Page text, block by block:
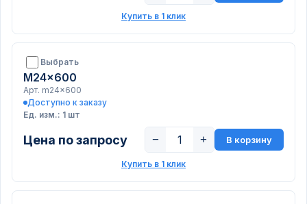
Купить в 1 клик
Выбрать
M24x600
Арт. m24x600
Доступно к заказу
Ед. изм.: 1 шт
Цена по запросу − + В корзину
Купить в 1 клик